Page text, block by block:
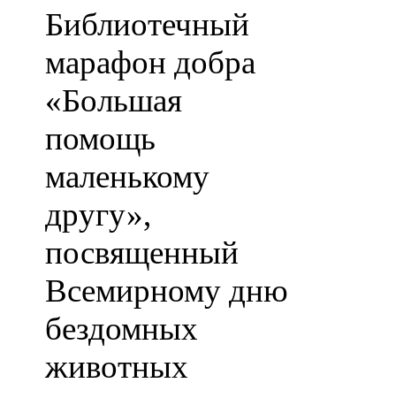
Библиотечный
марафон добра
«Большая
помощь
маленькому
другу»,
посвященный
Всемирному дню
бездомных
животных